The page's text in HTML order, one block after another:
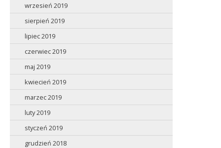
wrzesień 2019
sierpień 2019
lipiec 2019
czerwiec 2019
maj 2019
kwiecień 2019
marzec 2019
luty 2019
styczeń 2019
grudzień 2018